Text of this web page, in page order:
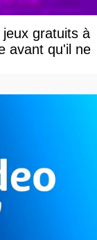
gratuits à
avant qu'il ne